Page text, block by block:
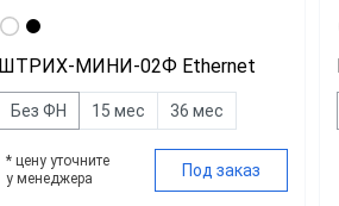
ШТРИХ-МИНИ-02Ф Ethernet
Без ФН 15 мес 36 мес
* цену уточните
у менеджера
Под заказ